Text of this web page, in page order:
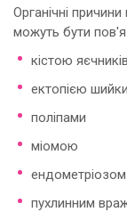
Органічні
можуть бути
кістою яєчників
ектопією
поліпами
міомою
ендометріозом
пухлинним